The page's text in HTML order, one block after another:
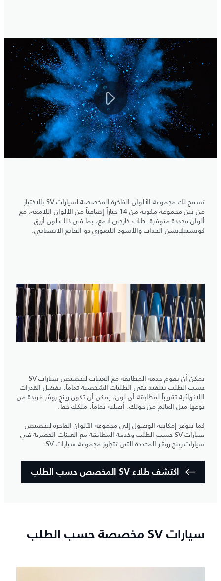
تسمح لك مجموعة الألوان الفاخرة المخصصة لسيارات SV بالاختيار
من بين مجموعة مكونة من 14 خياراً إضافياً من الألوان اللامعة، مع
ألوان محددة متوفرة بطلاء خارجي لامع، بما في ذلك لون أزرق
كونستيلايشن الجذاب والأسود الليغوري ذو الطابع الانسيابي.
يمكن أن تقوم خدمة المطابقة مع العينات لتخصيص سيارات SV
حسب الطلب بتنفيذ حتى الطلبات الشخصية تماماً. بفضل القدرات
اللانهائية تقريباً لمطابقة أي لون، يمكن أن تكون رينج روڤر فريدة من
نوعها مثل العالم من حولك. أصلية تماماً. ملكك حقاً.
كما تتوفر إمكانية الوصول إلى مجموعة الألوان الفاخرة لتخصيص
سيارات SV حسب الطلب وخدمة المطابقة مع العينات الحصرية في
سيارات رينج روڤر المحددة التي تتجاوز مجموعة سيارات SV.
اكتشف طلاء SV المخصص حسب الطلب
سيارات SV مخصصة حسب الطلب